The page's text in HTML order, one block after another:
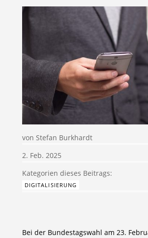
von Stefan Burkhardt
2. Feb. 2025
DIGITALISIERUNG
Bei der Bundestagswahl am 23.